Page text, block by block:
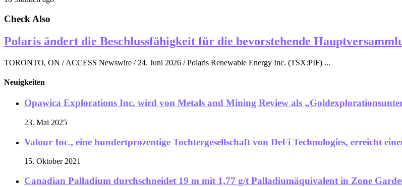
Check Also
Polaris ändert die Beschlussfähigkeit für die bevorstehende
TORONTO, ON / ACCESS Newswire / 24. Juni 2026 / Polaris Renewable Energy Inc. (TSX:PIF) ...
Neuigkeiten
Opawica Explorations Inc. wird von Metals and Mining Review als
23. Mai 2025
Valour Inc., eine hundertprozentige Tochtergesellschaft von DeFi Technologies, erreicht
15. Oktober 2021
Canadian Palladium durchschneidet 19 m mit 1,77 g/t Palladiumäquivalent in Zone